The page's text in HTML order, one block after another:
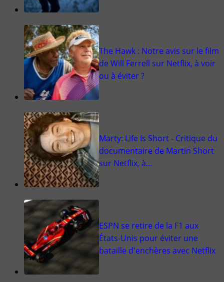
The Hawk : Notre avis sur le film
de Will Ferrell sur Netflix, à voir
ou à éviter ?
Marty: Life Is Short - Critique du
documentaire de Martin Short
sur Netflix, à…
ESPN se retire de la F1 aux
États-Unis pour éviter une
bataille d'enchères avec Netflix